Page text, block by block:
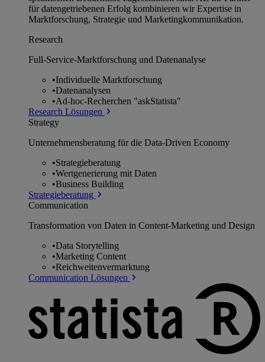
für datengetriebenen Erfolg kombinieren wir Expertise in
Marktforschung, Strategie und Marketingkommunikation.
Research
Full-Service-Marktforschung und Datenanalyse
•Individuelle Marktforschung
•Datenanalysen
•Ad-hoc-Recherchen "askStatista"
Research Lösungen
Strategy
Unternehmens­beratung für die Data-Driven Economy
•Strategieberatung
•Wertgenerierung mit Daten
•Business Building
Strategieberatung
Communication
Transformation von Daten in Content-Marketing und Design
•Data Storytelling
•Marketing Content
•Reichweitenvermarktung
Communication Lösungen